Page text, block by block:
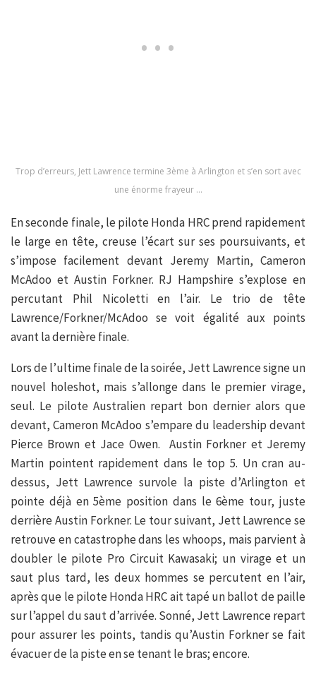
Trop d’erreurs, Jett Lawrence termine 3ème à Arlington et s’en sort avec
une énorme frayeur …
En seconde finale, le pilote Honda HRC prend rapidement
le large en tête, creuse l’écart sur ses poursuivants, et
s’impose facilement devant Jeremy Martin, Cameron
McAdoo et Austin Forkner. RJ Hampshire s’explose en
percutant Phil Nicoletti en l’air. Le trio de tête
Lawrence/Forkner/McAdoo se voit égalité aux points
avant la dernière finale.
Lors de l’ultime finale de la soirée, Jett Lawrence signe un
nouvel holeshot, mais s’allonge dans le premier virage,
seul. Le pilote Australien repart bon dernier alors que
devant, Cameron McAdoo s’empare du leadership devant
Pierce Brown et Jace Owen. Austin Forkner et Jeremy
Martin pointent rapidement dans le top 5. Un cran au-
dessus, Jett Lawrence survole la piste d’Arlington et
pointe déjà en 5ème position dans le 6ème tour, juste
derrière Austin Forkner. Le tour suivant, Jett Lawrence se
retrouve en catastrophe dans les whoops, mais parvient à
doubler le pilote Pro Circuit Kawasaki; un virage et un
saut plus tard, les deux hommes se percutent en l’air,
après que le pilote Honda HRC ait tapé un ballot de paille
sur l’appel du saut d’arrivée. Sonné, Jett Lawrence repart
pour assurer les points, tandis qu’Austin Forkner se fait
évacuer de la piste en se tenant le bras; encore.